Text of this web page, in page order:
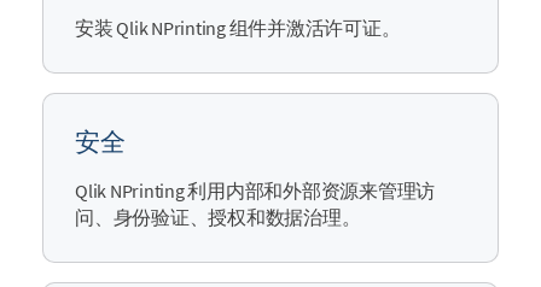
安装Qlik NPrinting组件并激活许可证。
安全
Qlik NPrinting利用内部和外部资源来管理访
问、身份验证、授权和数据治理。